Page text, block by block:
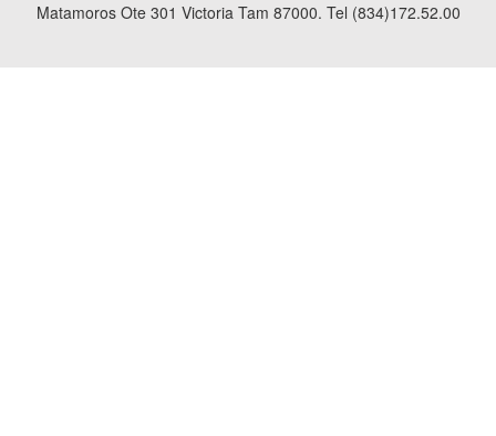
Matamoros Ote 301 Victoria Tam 87000. Tel (834)172.52.00